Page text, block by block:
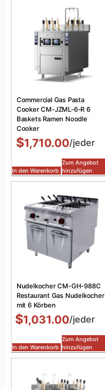
Commercial Gas Pasta
Cooker CM-JZML-6-R 6
Baskets Ramen Noodle
Cooker
$1,710.00/jeder
In den Warenkorb
Zum Angebot
hinzufügen
Nudelkocher CM-GH-988C
Restaurant Gas Nudelkocher
mit 6 Körben
$1,031.00/jeder
In den Warenkorb
Zum Angebot
hinzufügen